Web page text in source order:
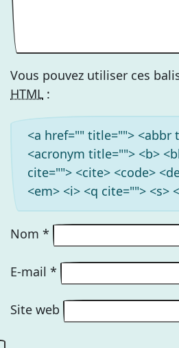
Vous pouvez utiliser ces
HTML :
<a href="" title=""> <abbr
<acronym title=""> <b>
cite=""> <cite> <code>
<em> <i> <q cite=""> <s>
Nom *
E-mail *
Site web